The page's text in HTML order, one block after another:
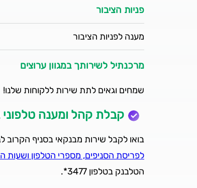
פניות הציבור
מענה לפניות הציבור
מרכנתיל לשירותך במגוון ערוצים
שמחים וגאים לתת שירות ללקוחות שלנו!
קבלת קהל ומענה טלפוני
בואו לקבל שירות מבנקאי בסניף הקרוב
לפריסת הסניפים, מספרי הטלפון ושעות
הטלבנק בטלפון 3477*.